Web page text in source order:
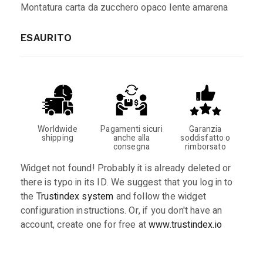
Montatura carta da zucchero opaco lente amarena
ESAURITO
Worldwide
shipping
Pagamenti sicuri
anche alla
consegna
Garanzia
soddisfatto o
rimborsato
Widget not found! Probably it is already deleted or
there is typo in its ID. We suggest that you log in to
the Trustindex system and follow the widget
configuration instructions. Or, if you don't have an
account, create one for free atwww.trustindex.io